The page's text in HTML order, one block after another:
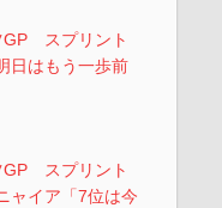
GP スプリント
日はもう一歩前
GP スプリント
ャイア「7位は今